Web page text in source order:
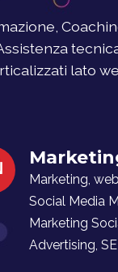
lato
Marketing,
Social Media
Marketing
Advertising,